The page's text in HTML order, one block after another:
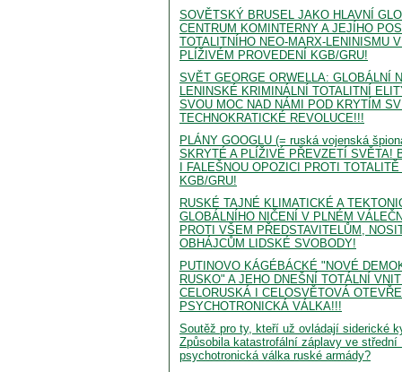
SOVĚTSKÝ BRUSEL JAKO HLAVNÍ
CENTRUM KOMINTERNY A JEJÍHO
TOTALITNÍHO NEO-MARX-LENINISMU
PLÍŽIVÉM PROVEDENÍ KGB/GRU!
SVĚT GEORGE ORWELLA: GLOBÁLNÍ
LENINSKÉ KRIMINÁLNÍ TOTALITNÍ
SVOU MOC NAD NÁMI POD KRYTÍM
TECHNOKRATICKÉ REVOLUCE!!!
PLÁNY GOOGLU (= ruská vojenská
SKRYTÉ A PLÍŽIVÉ PŘEVZETÍ SVĚTA!
I FALEŠNOU OPOZICI PROTI
KGB/GRU!
RUSKÉ TAJNÉ KLIMATICKÉ A
GLOBÁLNÍHO NIČENÍ V PLNÉM
PROTI VŠEM PŘEDSTAVITELŮM,
OBHÁJCŮM LIDSKÉ SVOBODY!
PUTINOVO KÁGÉBÁCKÉ "NOVÉ
RUSKO" A JEHO DNEŠNÍ TOTÁLNÍ
CELORUSKÁ I CELOSVĚTOVÁ
PSYCHOTRONICKÁ VÁLKA!!!
Soutěž pro ty, kteří už ovládají siderické
Způsobila katastrofální záplavy ve střední
psychotronická válka ruské armády?